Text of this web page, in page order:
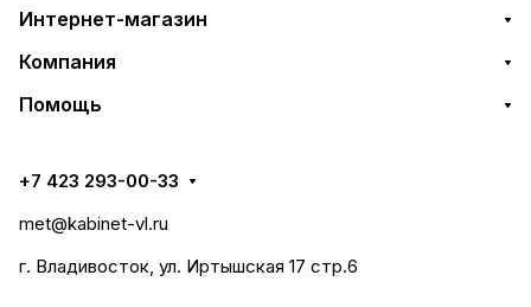
Интернет-магазин
Компания
Помощь
+7 423 293-00-33
met@kabinet-vl.ru
г. Владивосток, ул. Иртышская 17 стр.6